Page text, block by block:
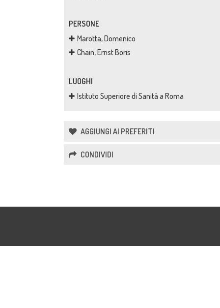
PERSONE
Marotta, Domenico
Chain, Ernst Boris
LUOGHI
Istituto Superiore di Sanità a Roma
AGGIUNGI AI PREFERITI
CONDIVIDI